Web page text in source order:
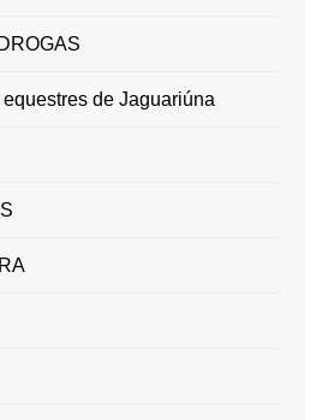
de Jaguariúna